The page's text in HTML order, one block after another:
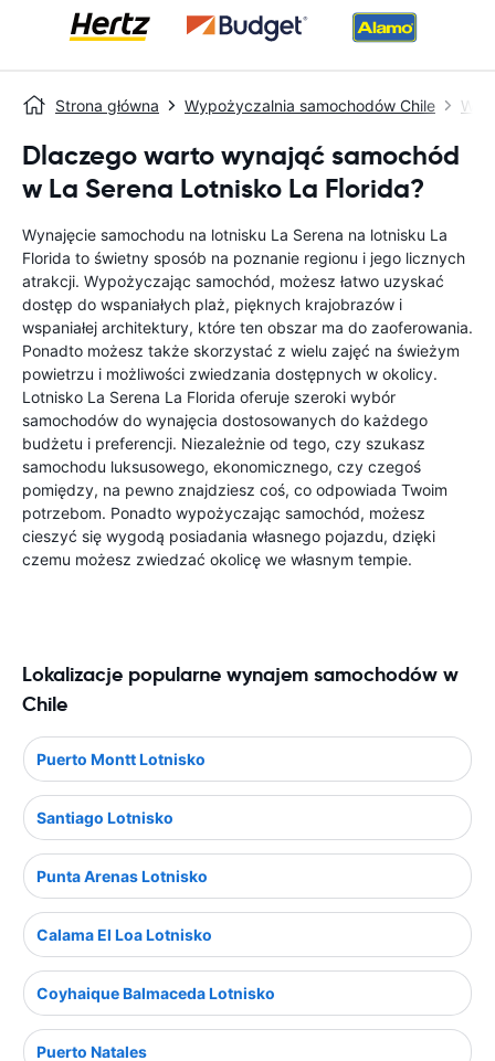
Strona główna Wypożyczalnia samochodów Chile
Dlaczego warto wynająć samochód
w La Serena Lotnisko La Florida?
Wynajęcie samochodu na lotnisku La Serena na lotnisku La
Florida to świetny sposób na poznanie regionu i jego licznych
atrakcji. Wypożyczając samochód, możesz łatwo uzyskać
dostęp do wspaniałych plaż, pięknych krajobrazów i
wspaniałej architektury, które ten obszar ma do zaoferowania.
Ponadto możesz także skorzystać z wielu zajęć na świeżym
powietrzu i możliwości zwiedzania dostępnych w okolicy.
Lotnisko La Serena La Florida oferuje szeroki wybór
samochodów do wynajęcia dostosowanych do każdego
budżetu i preferencji. Niezależnie od tego, czy szukasz
samochodu luksusowego, ekonomicznego, czy czegoś
pomiędzy, na pewno znajdziesz coś, co odpowiada Twoim
potrzebom. Ponadto wypożyczając samochód, możesz
cieszyć się wygodą posiadania własnego pojazdu, dzięki
czemu możesz zwiedzać okolicę we własnym tempie.
Lokalizacje popularne wynajem samochodów w
Chile
Puerto Montt Lotnisko
Santiago Lotnisko
Punta Arenas Lotnisko
Calama El Loa Lotnisko
Coyhaique Balmaceda Lotnisko
Puerto Natales